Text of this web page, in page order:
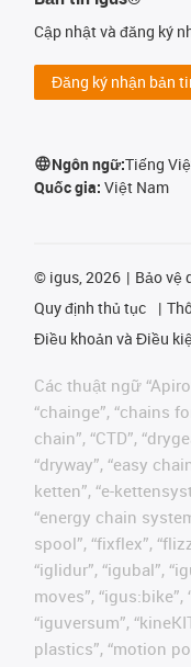
Cập nhật và đăng ký
Đăng ký nhận bản
Ngôn ngữ:Tiếng
Quốc gia: Việt Nam
© igus, 2026 Bảo vệ
Quy định thủ tục
Điều khoản và Điều
Các thuật ngữ
“chainge”, “chains
chain”, “CTD”,
“dryway”, “easy
ketten”, “e-
“energy chain
spool”, “fixflex”,
“iglidur”, “igubal”,
moves”, “igus:bike”,
“iguversum”,
plastics”, “motion